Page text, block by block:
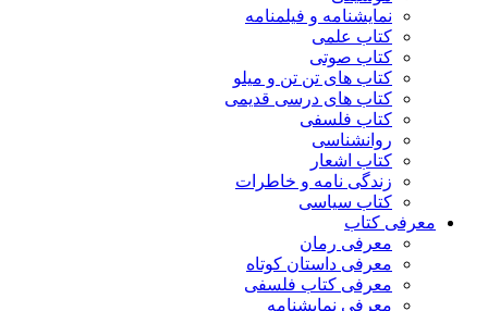
نمایشنامه و فیلمنامه
کتاب علمی
کتاب صوتی
کتاب های تن تن و میلو
کتاب های درسی قدیمی
کتاب فلسفی
روانشناسی
کتاب اشعار
زندگی نامه و خاطرات
کتاب سیاسی
معرفی کتاب
معرفی رمان
معرفی داستان کوتاه
معرفی کتاب فلسفی
معرفی نمایشنامه